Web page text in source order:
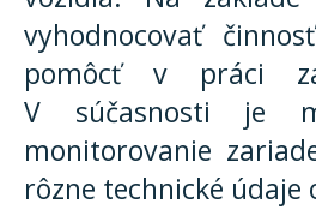
vyhodnocovať
pomôcť v práci
V súčasnosti je
monitorovanie
rôzne technické údaje